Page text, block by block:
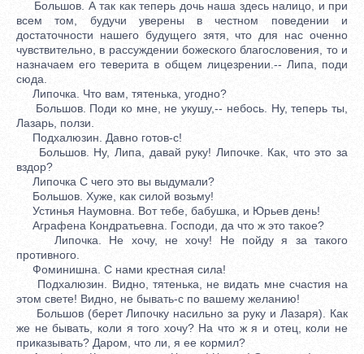
Большов. А так как теперь дочь наша здесь налицо, и при
всем том, будучи уверены в честном поведении и
достаточности нашего будущего зятя, что для нас оченно
чувствительно, в рассуждении божеского благословения, то и
назначаем его теверита в общем лицезрении.-- Липа, поди
сюда.
Липочка. Что вам, тятенька, угодно?
Большов. Поди ко мне, не укушу,-- небось. Ну, теперь ты,
Лазарь, ползи.
Подхалюзин. Давно готов-с!
Большов. Ну, Липа, давай руку! Липочке. Как, что это за
вздор?
Липочка С чего это вы выдумали?
Большов. Хуже, как силой возьму!
Устинья Наумовна. Вот тебе, бабушка, и Юрьев день!
Аграфена Кондратьевна. Господи, да что ж это такое?
Липочка. Не хочу, не хочу! Не пойду я за такого
противного.
Фоминишна. С нами крестная сила!
Подхалюзин. Видно, тятенька, не видать мне счастия на
этом свете! Видно, не бывать-с по вашему желанию!
Большов (берет Липочку насильно за руку и Лазаря). Как
же не бывать, коли я того хочу? На что ж я и отец, коли не
приказывать? Даром, что ли, я ее кормил?